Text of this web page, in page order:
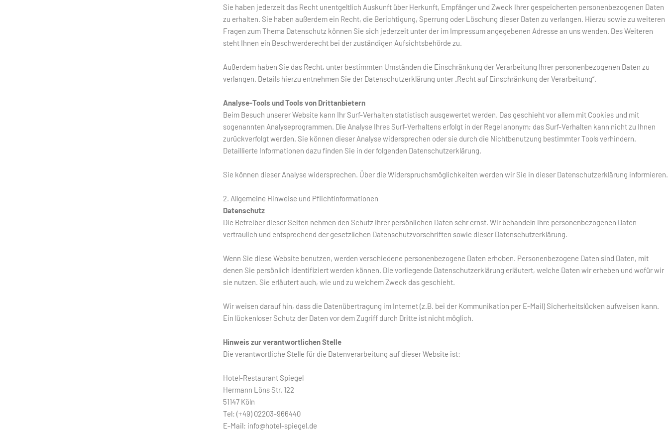
Sie haben jederzeit das Recht unentgeltlich Auskunft über Herkunft, Empfänger und Zweck Ihrer gespeicherten personenbezogenen Daten
zu erhalten. Sie haben außerdem ein Recht, die Berichtigung, Sperrung oder Löschung dieser Daten zu verlangen. Hierzu sowie zu weiteren
Fragen zum Thema Datenschutz können Sie sich jederzeit unter der im Impressum angegebenen Adresse an uns wenden. Des Weiteren
steht Ihnen ein Beschwerderecht bei der zuständigen Aufsichtsbehörde zu.
Außerdem haben Sie das Recht, unter bestimmten Umständen die Einschränkung der Verarbeitung Ihrer personenbezogenen Daten zu
verlangen. Details hierzu entnehmen Sie der Datenschutzerklärung unter „Recht auf Einschränkung der Verarbeitung“.
Analyse-Tools und Tools von Drittanbietern
Beim Besuch unserer Website kann Ihr Surf-Verhalten statistisch ausgewertet werden. Das geschieht vor allem mit Cookies und mit
sogenannten Analyseprogrammen. Die Analyse Ihres Surf-Verhaltens erfolgt in der Regel anonym; das Surf-Verhalten kann nicht zu Ihnen
zurückverfolgt werden. Sie können dieser Analyse widersprechen oder sie durch die Nichtbenutzung bestimmter Tools verhindern.
Detaillierte Informationen dazu finden Sie in der folgenden Datenschutzerklärung.
Sie können dieser Analyse widersprechen. Über die Widerspruchsmöglichkeiten werden wir Sie in dieser Datenschutzerklärung informieren.
2. Allgemeine Hinweise und Pflichtinformationen
Datenschutz
Die Betreiber dieser Seiten nehmen den Schutz Ihrer persönlichen Daten sehr ernst. Wir behandeln Ihre personenbezogenen Daten
vertraulich und entsprechend der gesetzlichen Datenschutzvorschriften sowie dieser Datenschutzerklärung.
Wenn Sie diese Website benutzen, werden verschiedene personenbezogene Daten erhoben. Personenbezogene Daten sind Daten, mit
denen Sie persönlich identifiziert werden können. Die vorliegende Datenschutzerklärung erläutert, welche Daten wir erheben und wofür wir
sie nutzen. Sie erläutert auch, wie und zu welchem Zweck das geschieht.
Wir weisen darauf hin, dass die Datenübertragung im Internet (z.B. bei der Kommunikation per E-Mail) Sicherheitslücken aufweisen kann.
Ein lückenloser Schutz der Daten vor dem Zugriff durch Dritte ist nicht möglich.
Hinweis zur verantwortlichen Stelle
Die verantwortliche Stelle für die Datenverarbeitung auf dieser Website ist:
Hotel-Restaurant Spiegel
Hermann Löns Str. 122
51147 Köln
Tel: (+49) 02203-966440
E-Mail: info@hotel-spiegel.de